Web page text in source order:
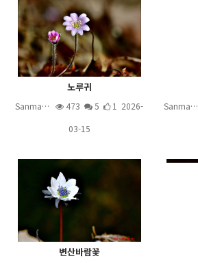
노루귀
Sanma… 473 5
1 2026-
03-15
Sanma…
변산바람꽃